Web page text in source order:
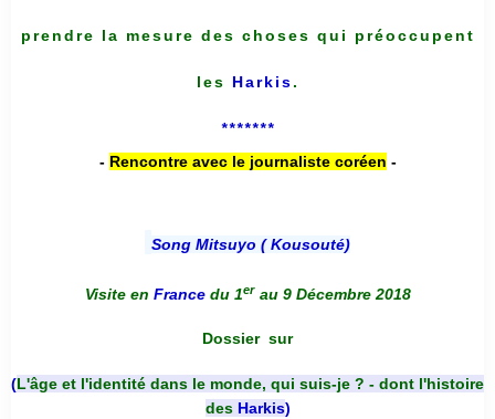
prendre la mesure des choses qui préoccupent
les Harkis.
*******
- Rencontre avec le journaliste coréen -
Song Mitsuyo ( Kousouté)
Visite en France du 1er au 9 Décembre 2018
Dossier sur
(L'âge et l'identité dans le monde, qui suis-je ? - dont l'histoire
des Harkis)